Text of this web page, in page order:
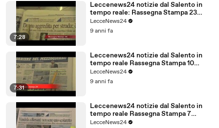
7:28
Leccenews24 notizie dal Salento in
tempo reale: Rassegna Stampa 23
Febbraio
LecceNews24
9 anni fa
7:31
Leccenews24 notizie dal Salento in
tempo reale Rassegna Stampa 10
Giugno
LecceNews24
9 anni fa
Leccenews24 notizie dal Salento in
tempo reale Rassegna Stampa 7
Giugno
LecceNews24